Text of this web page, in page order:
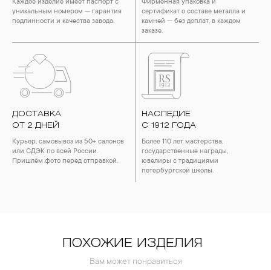
Каждое изделие имеет паспорт с
уникальным номером — гарантия
подлинности и качества завода.
Фирменная упаковка и
сертификат о составе металла и
камней — без доплат, в каждом
заказе.
ДОСТАВКА
ОТ 2 ДНЕЙ
Курьер, самовывоз из 50+ салонов
или СДЭК по всей России.
Пришлём фото перед отправкой.
НАСЛЕДИЕ
С 1912 ГОДА
Более 110 лет мастерства,
государственные награды,
ювелиры с традициями
петербургской школы.
ПОХОЖИЕ ИЗДЕЛИЯ
Вам может понравиться